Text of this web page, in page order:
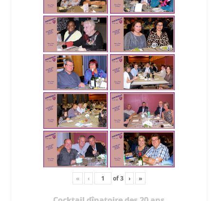
« ‹ of3 › »